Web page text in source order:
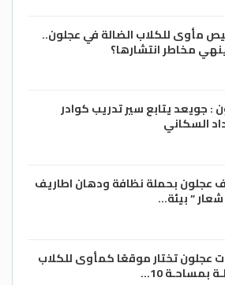
مأوى للكلاب الضالة في عجلون..
مخاطر انتشارها؟
: جويعد يتابع سير تدريب كوادر
السكاني
عجلون بحملة نظافة ودهان اطاريف
” بيئة…
عجلون تختار موقعًا كمأوى للكلاب
بمساحـة 10…